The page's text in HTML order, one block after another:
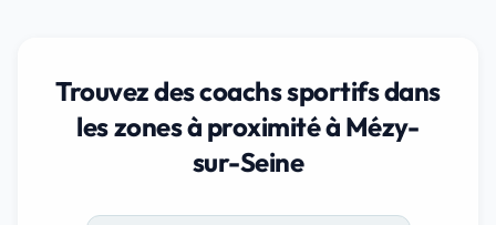
Trouvez des coachs sportifs dans
les zones à proximité à Mézy-
sur-Seine